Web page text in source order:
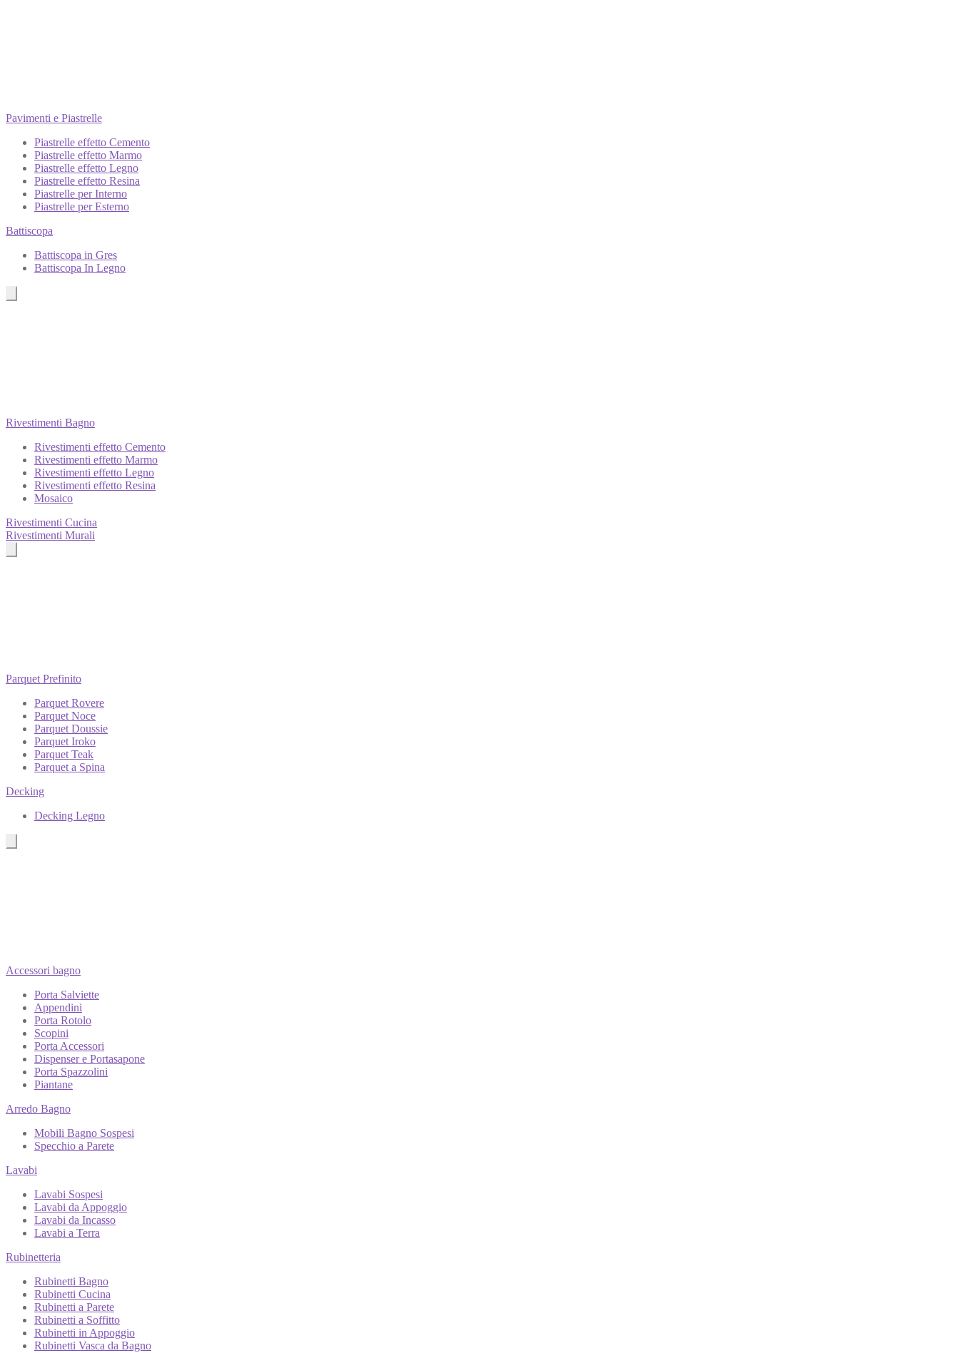
Pavimenti e Piastrelle
Piastrelle effetto Cemento
Piastrelle effetto Marmo
Piastrelle effetto Legno
Piastrelle effetto Resina
Piastrelle per Interno
Piastrelle per Esterno
Battiscopa
Battiscopa in Gres
Battiscopa In Legno
Rivestimenti Bagno
Rivestimenti effetto Cemento
Rivestimenti effetto Marmo
Rivestimenti effetto Legno
Rivestimenti effetto Resina
Mosaico
Rivestimenti Cucina
Rivestimenti Murali
Parquet Prefinito
Parquet Rovere
Parquet Noce
Parquet Doussie
Parquet Iroko
Parquet Teak
Parquet a Spina
Decking
Decking Legno
Accessori bagno
Porta Salviette
Appendini
Porta Rotolo
Scopini
Porta Accessori
Dispenser e Portasapone
Porta Spazzolini
Piantane
Arredo Bagno
Mobili Bagno Sospesi
Specchio a Parete
Lavabi
Lavabi Sospesi
Lavabi da Appoggio
Lavabi da Incasso
Lavabi a Terra
Rubinetteria
Rubinetti Bagno
Rubinetti Cucina
Rubinetti a Parete
Rubinetti a Soffitto
Rubinetti in Appoggio
Rubinetti Vasca da Bagno